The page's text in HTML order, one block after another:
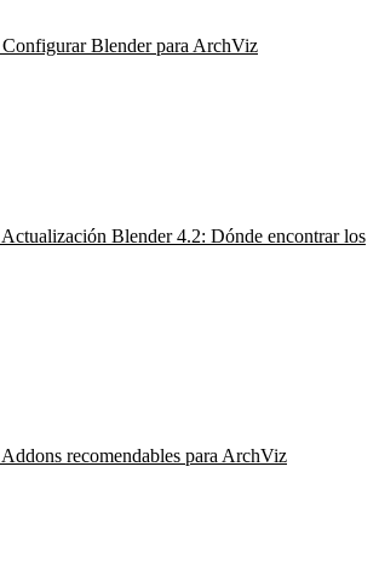
Configurar Blender para ArchViz
Actualización Blender 4.2: Dónde encontrar los
Addons recomendables para ArchViz